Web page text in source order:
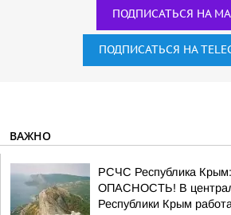
ПОДПИСАТЬСЯ НА
ПОДПИСАТЬСЯ НА
ВАЖНО
РСЧС Республика
ОПАСНОСТЬ! В
Республики Крым